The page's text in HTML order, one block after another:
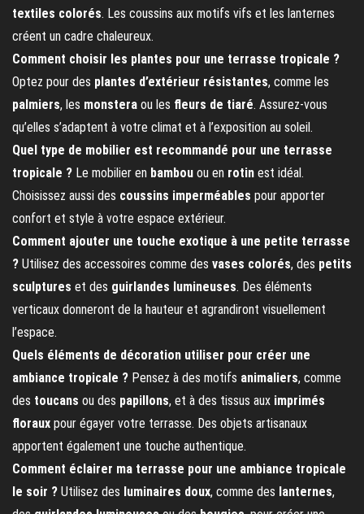
textiles colorés. Les coussins aux motifs vifs et les lanternes
créent un cadre chaleureux.
Comment choisir les plantes pour une terrasse tropicale ?
Optez pour des plantes d’extérieur résistantes, comme les
palmiers, les monstera ou les fleurs de tiaré. Assurez-vous
qu’elles s’adaptent à votre climat et à l’exposition au soleil.
Quel type de mobilier est recommandé pour une terrasse
tropicale ? Le mobilier en bambou ou en rotin est idéal.
Choisissez aussi des coussins imperméables pour apporter
confort et style à votre espace extérieur.
Comment ajouter une touche exotique à une petite terrasse
? Utilisez des accessoires comme des vases colorés, des petits
sculptures et des guirlandes lumineuses. Des éléments
verticaux donneront de la hauteur et agrandiront visuellement
l’espace.
Quels éléments de décoration utiliser pour créer une
ambiance tropicale ? Pensez à des motifs animaliers, comme
des toucans ou des papillons, et à des tissus aux imprimés
floraux pour égayer votre terrasse. Des objets artisanaux
apportent également une touche authentique.
Comment éclairer ma terrasse pour une ambiance tropicale
le soir ? Utilisez des luminaires doux, comme des lanternes,